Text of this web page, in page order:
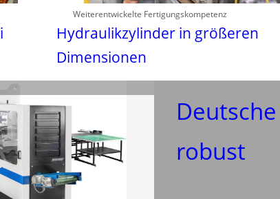
Weiterentwickelte Fertigungskompetenz
Hydraulikzylinder in größeren
Dimensionen
robust